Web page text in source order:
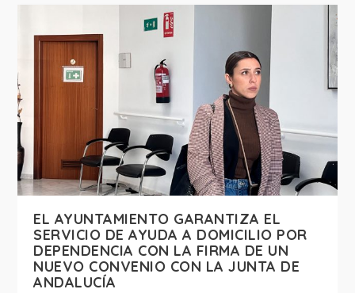
EL AYUNTAMIENTO GARANTIZA EL
SERVICIO DE AYUDA A DOMICILIO POR
DEPENDENCIA CON LA FIRMA DE UN
NUEVO CONVENIO CON LA JUNTA DE
ANDALUCÍA